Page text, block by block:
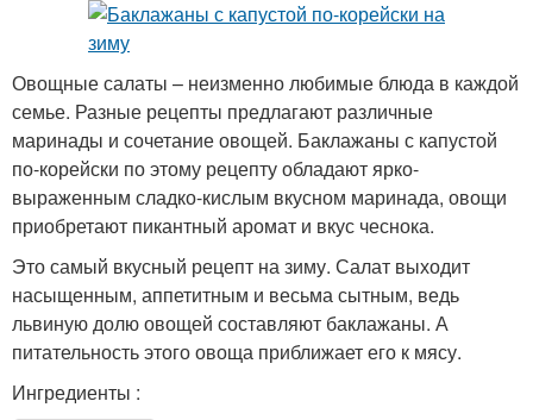
Тушеная капуста Капуста с баклажанами
Капусты с баклажанами Баклажаны с приправой
Овощные салаты – неизменно любимые блюда в каждой
семье. Разные рецепты предлагают различные
маринады и сочетание овощей. Баклажаны с капустой
по-корейски по этому рецепту обладают ярко-
выраженным сладко-кислым вкусном маринада, овощи
приобретают пикантный аромат и вкус чеснока.
Это самый вкусный рецепт на зиму. Салат выходит
насыщенным, аппетитным и весьма сытным, ведь
львиную долю овощей составляют баклажаны. А
питательность этого овоща приближает его к мясу.
Ингредиенты :